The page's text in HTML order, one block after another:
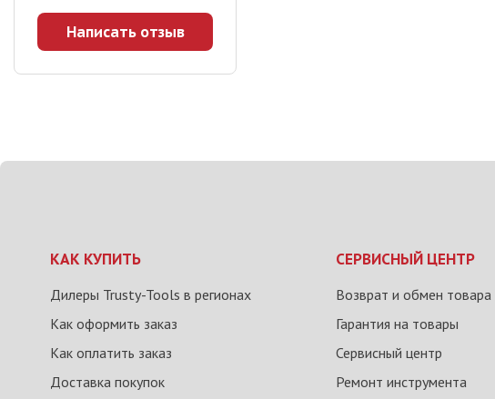
Написать отзыв
КАК КУПИТЬ
Дилеры Trusty-Tools в регионах
Как оформить заказ
Как оплатить заказ
Доставка покупок
СЕРВИСНЫЙ ЦЕНТР
Возврат и обмен товара
Гарантия на товары
Сервисный центр
Ремонт инструмента